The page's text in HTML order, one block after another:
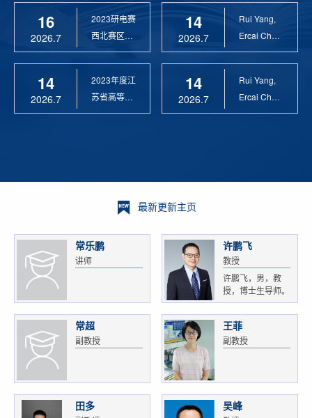
16
2026.7
2023研电赛
西北赛区优
秀指导教师
14
2026.7
2023年度江
苏省高等学
校科学技术
14
2026.7
Rui Yang,
Ercai Chen
and
14
2026.7
Rui Yang,
Ercai Chen
and
最新更新主页
常乐鹏
讲师
许鹏飞
教授
许鹏飞，男，教
授，博士生导师。
获...
常超
副教授
王菲
副教授
田多 吴峰